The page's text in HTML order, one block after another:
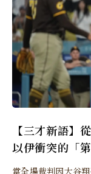
【三才新語】
以伊衝突的「第
當全場裁判因大谷